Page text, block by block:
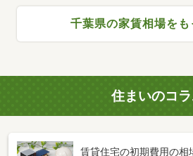
千葉県の家賃相場をも
住まいのコ
賃貸住宅の初期費用の相